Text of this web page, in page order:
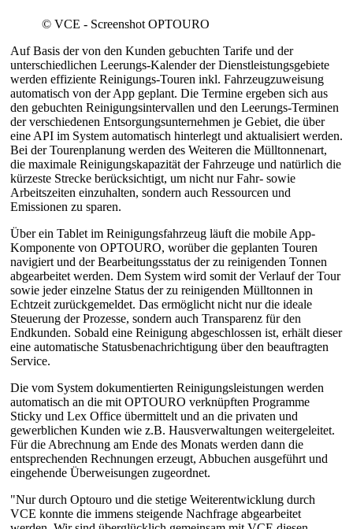
© VCE - Screenshot OPTOURO
Auf Basis der von den Kunden gebuchten Tarife und der
unterschiedlichen Leerungs-Kalender der Dienstleistungsgebiete
werden effiziente Reinigungs-Touren inkl. Fahrzeugzuweisung
automatisch von der App geplant. Die Termine ergeben sich aus
den gebuchten Reinigungsintervallen und den Leerungs-Terminen
der verschiedenen Entsorgungsunternehmen je Gebiet, die über
eine API im System automatisch hinterlegt und aktualisiert werden.
Bei der Tourenplanung werden des Weiteren die Mülltonnenart,
die maximale Reinigungskapazität der Fahrzeuge und natürlich die
kürzeste Strecke berücksichtigt, um nicht nur Fahr- sowie
Arbeitszeiten einzuhalten, sondern auch Ressourcen und
Emissionen zu sparen.
Über ein Tablet im Reinigungsfahrzeug läuft die mobile App-
Komponente von OPTOURO, worüber die geplanten Touren
navigiert und der Bearbeitungsstatus der zu reinigenden Tonnen
abgearbeitet werden. Dem System wird somit der Verlauf der Tour
sowie jeder einzelne Status der zu reinigenden Mülltonnen in
Echtzeit zurückgemeldet. Das ermöglicht nicht nur die ideale
Steuerung der Prozesse, sondern auch Transparenz für den
Endkunden. Sobald eine Reinigung abgeschlossen ist, erhält dieser
eine automatische Statusbenachrichtigung über den beauftragten
Service.
Die vom System dokumentierten Reinigungsleistungen werden
automatisch an die mit OPTOURO verknüpften Programme
Sticky und Lex Office übermittelt und an die privaten und
gewerblichen Kunden wie z.B. Hausverwaltungen weitergeleitet.
Für die Abrechnung am Ende des Monats werden dann die
entsprechenden Rechnungen erzeugt, Abbuchen ausgeführt und
eingehende Überweisungen zugeordnet.
"Nur durch Optouro und die stetige Weiterentwicklung durch
VCE konnte die immens steigende Nachfrage abgearbeitet